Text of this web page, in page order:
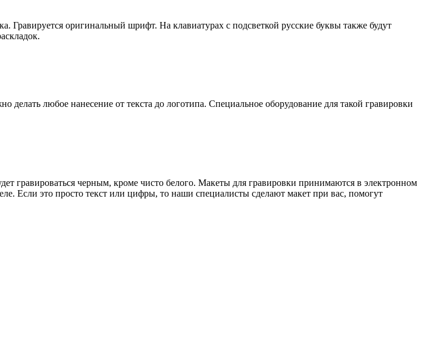
Гравируется оригинальный шрифт. На клавиатурах с подсветкой русские буквы также будут
делать любое нанесение от текста до логотипа. Специальное оборудование для такой гравировки
гравироваться черным, кроме чисто белого. Макеты для гравировки принимаются в электронном
Если это просто текст или цифры, то наши специалисты сделают макет при вас, помогут